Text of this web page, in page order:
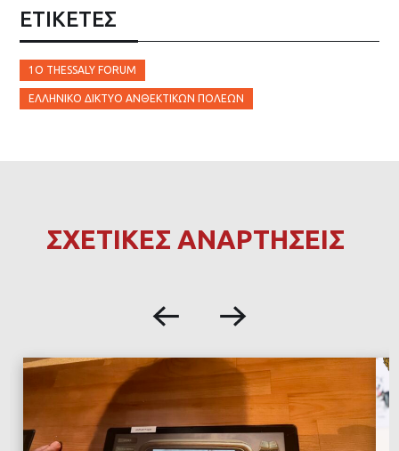
ΕΤΙΚΈΤΕΣ
1Ο THESSALY FORUM
ΕΛΛΗΝΙΚΌ ΔΊΚΤΥΟ ΑΝΘΕΚΤΙΚΏΝ ΠΌΛΕΩΝ
ΣΧΕΤΙΚΕΣ ΑΝΑΡΤΗΣΕΙΣ